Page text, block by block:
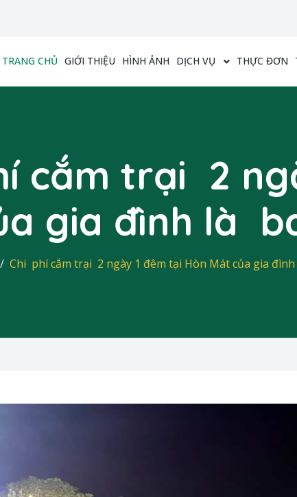
TRANG CHỦ GIỚI THIỆU HÌNH ẢNH DỊCH VỤ THỰC ĐƠN
cắm trại 2
gia đình là
Chi phí cắm trại 2 ngày 1 đêm tại Hòn Mát của gia